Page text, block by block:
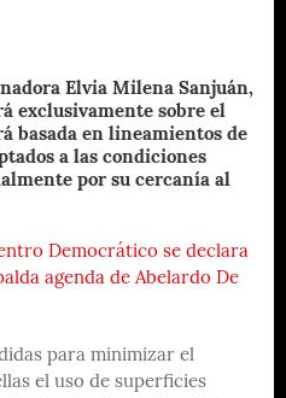
Elvia Milena Sanjuán,
exclusivamente sobre el
basada en lineamientos de
a las condiciones
por su cercanía al
Democrático se declara
agenda de Abelardo De
para minimizar el
el uso de superficies